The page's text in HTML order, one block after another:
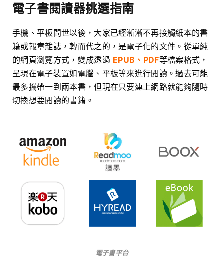
電子書閱讀器挑選指南
手機、平板問世以後，大家已經漸漸不再接觸紙本的書
籍或報章雜誌，轉而代之的，是電子化的文件。從單純
的網頁瀏覽方式，變成透過 EPUB、PDF等檔案格式，
呈現在電子裝置如電腦、平板等來進行閱讀。過去可能
最多攜帶一到兩本書，但現在只要連上網路就能夠隨時
切換想要閱讀的書籍。
電子書平台